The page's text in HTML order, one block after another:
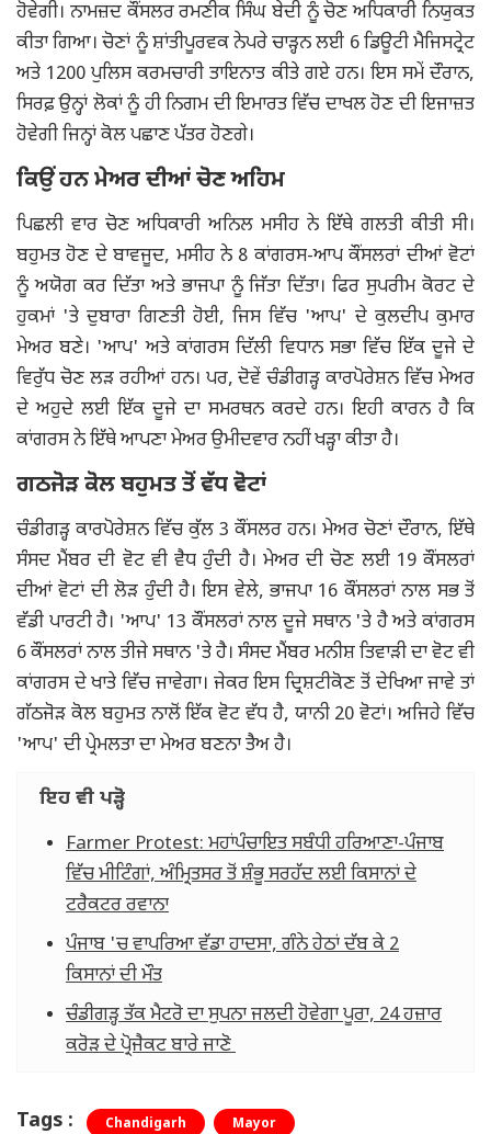
ਹੋਵੇਗੀ। ਨਾਮਜ਼ਦ ਕੌਂਸਲਰ ਰਮਣੀਕ ਸਿੰਘ ਬੇਦੀ ਨੂੰ ਚੋਣ ਅਧਿਕਾਰੀ ਨਿਯੁਕਤ
ਕੀਤਾ ਗਿਆ। ਚੋਣਾਂ ਨੂੰ ਸ਼ਾਂਤੀਪੂਰਵਕ ਨੇਪਰੇ ਚਾੜ੍ਹਨ ਲਈ 6 ਡਿਊਟੀ ਮੈਜਿਸਟ੍ਰੇਟ
ਅਤੇ 1200 ਪੁਲਿਸ ਕਰਮਚਾਰੀ ਤਾਇਨਾਤ ਕੀਤੇ ਗਏ ਹਨ। ਇਸ ਸਮੇਂ ਦੌਰਾਨ,
ਸਿਰਫ਼ ਉਨ੍ਹਾਂ ਲੋਕਾਂ ਨੂੰ ਹੀ ਨਿਗਮ ਦੀ ਇਮਾਰਤ ਵਿੱਚ ਦਾਖਲ ਹੋਣ ਦੀ ਇਜਾਜ਼ਤ
ਹੋਵੇਗੀ ਜਿਨ੍ਹਾਂ ਕੋਲ ਪਛਾਣ ਪੱਤਰ ਹੋਣਗੇ।
ਕਿਉਂ ਹਨ ਮੇਅਰ ਦੀਆਂ ਚੋਣ ਅਹਿਮ
ਪਿਛਲੀ ਵਾਰ ਚੋਣ ਅਧਿਕਾਰੀ ਅਨਿਲ ਮਸੀਹ ਨੇ ਇੱਥੇ ਗਲਤੀ ਕੀਤੀ ਸੀ।
ਬਹੁਮਤ ਹੋਣ ਦੇ ਬਾਵਜੂਦ, ਮਸੀਹ ਨੇ 8 ਕਾਂਗਰਸ-ਆਪ ਕੌਂਸਲਰਾਂ ਦੀਆਂ ਵੋਟਾਂ
ਨੂੰ ਅਯੋਗ ਕਰ ਦਿੱਤਾ ਅਤੇ ਭਾਜਪਾ ਨੂੰ ਜਿੱਤਾ ਦਿੱਤਾ। ਫਿਰ ਸੁਪਰੀਮ ਕੋਰਟ ਦੇ
ਹੁਕਮਾਂ 'ਤੇ ਦੁਬਾਰਾ ਗਿਣਤੀ ਹੋਈ, ਜਿਸ ਵਿੱਚ 'ਆਪ' ਦੇ ਕੁਲਦੀਪ ਕੁਮਾਰ
ਮੇਅਰ ਬਣੇ। 'ਆਪ' ਅਤੇ ਕਾਂਗਰਸ ਦਿੱਲੀ ਵਿਧਾਨ ਸਭਾ ਵਿੱਚ ਇੱਕ ਦੂਜੇ ਦੇ
ਵਿਰੁੱਧ ਚੋਣ ਲੜ ਰਹੀਆਂ ਹਨ। ਪਰ, ਦੋਵੇਂ ਚੰਡੀਗੜ੍ਹ ਕਾਰਪੋਰੇਸ਼ਨ ਵਿੱਚ ਮੇਅਰ
ਦੇ ਅਹੁਦੇ ਲਈ ਇੱਕ ਦੂਜੇ ਦਾ ਸਮਰਥਨ ਕਰਦੇ ਹਨ। ਇਹੀ ਕਾਰਨ ਹੈ ਕਿ
ਕਾਂਗਰਸ ਨੇ ਇੱਥੇ ਆਪਣਾ ਮੇਅਰ ਉਮੀਦਵਾਰ ਨਹੀਂ ਖੜ੍ਹਾ ਕੀਤਾ ਹੈ।
ਗਠਜੋੜ ਕੋਲ ਬਹੁਮਤ ਤੋਂ ਵੱਧ ਵੋਟਾਂ
ਚੰਡੀਗੜ੍ਹ ਕਾਰਪੋਰੇਸ਼ਨ ਵਿੱਚ ਕੁੱਲ 3 ਕੌਂਸਲਰ ਹਨ। ਮੇਅਰ ਚੋਣਾਂ ਦੌਰਾਨ, ਇੱਥੇ
ਸੰਸਦ ਮੈਂਬਰ ਦੀ ਵੋਟ ਵੀ ਵੈਧ ਹੁੰਦੀ ਹੈ। ਮੇਅਰ ਦੀ ਚੋਣ ਲਈ 19 ਕੌਂਸਲਰਾਂ
ਦੀਆਂ ਵੋਟਾਂ ਦੀ ਲੋੜ ਹੁੰਦੀ ਹੈ। ਇਸ ਵੇਲੇ, ਭਾਜਪਾ 16 ਕੌਂਸਲਰਾਂ ਨਾਲ ਸਭ ਤੋਂ
ਵੱਡੀ ਪਾਰਟੀ ਹੈ। 'ਆਪ' 13 ਕੌਂਸਲਰਾਂ ਨਾਲ ਦੂਜੇ ਸਥਾਨ 'ਤੇ ਹੈ ਅਤੇ ਕਾਂਗਰਸ
6 ਕੌਂਸਲਰਾਂ ਨਾਲ ਤੀਜੇ ਸਥਾਨ 'ਤੇ ਹੈ। ਸੰਸਦ ਮੈਂਬਰ ਮਨੀਸ਼ ਤਿਵਾੜੀ ਦਾ ਵੋਟ ਵੀ
ਕਾਂਗਰਸ ਦੇ ਖਾਤੇ ਵਿੱਚ ਜਾਵੇਗਾ। ਜੇਕਰ ਇਸ ਦ੍ਰਿਸ਼ਟੀਕੋਣ ਤੋਂ ਦੇਖਿਆ ਜਾਵੇ ਤਾਂ
ਗੱਠਜੋੜ ਕੋਲ ਬਹੁਮਤ ਨਾਲੋਂ ਇੱਕ ਵੋਟ ਵੱਧ ਹੈ, ਯਾਨੀ 20 ਵੋਟਾਂ। ਅਜਿਹੇ ਵਿੱਚ
'ਆਪ' ਦੀ ਪ੍ਰੇਮਲਤਾ ਦਾ ਮੇਅਰ ਬਣਨਾ ਤੈਅ ਹੈ।
ਇਹ ਵੀ ਪੜ੍ਹੋ
Farmer Protest: ਮਹਾਂਪੰਚਾਇਤ ਸਬੰਧੀ ਹਰਿਆਣਾ-ਪੰਜਾਬ
ਵਿੱਚ ਮੀਟਿੰਗਾਂ, ਅੰਮ੍ਰਿਤਸਰ ਤੋਂ ਸ਼ੰਭੂ ਸਰਹੱਦ ਲਈ ਕਿਸਾਨਾਂ ਦੇ
ਟਰੈਕਟਰ ਰਵਾਨਾ
ਪੰਜਾਬ 'ਚ ਵਾਪਰਿਆ ਵੱਡਾ ਹਾਦਸਾ, ਗੰਨੇ ਹੇਠਾਂ ਦੱਬ ਕੇ 2
ਕਿਸਾਨਾਂ ਦੀ ਮੌਤ
ਚੰਡੀਗੜ੍ਹ ਤੱਕ ਮੈਟਰੋ ਦਾ ਸੁਪਨਾ ਜਲਦੀ ਹੋਵੇਗਾ ਪੂਰਾ, 24 ਹਜ਼ਾਰ
ਕਰੋੜ ਦੇ ਪ੍ਰੋਜੈਕਟ ਬਾਰੇ ਜਾਣੋ
Tags : Chandigarh Mayor